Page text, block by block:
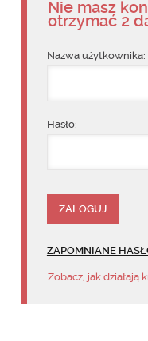
Nie masz
otrzymać 2
Nazwa użytkownika:
Hasło:
ZAPOMNIANE
Zobacz, jak działają